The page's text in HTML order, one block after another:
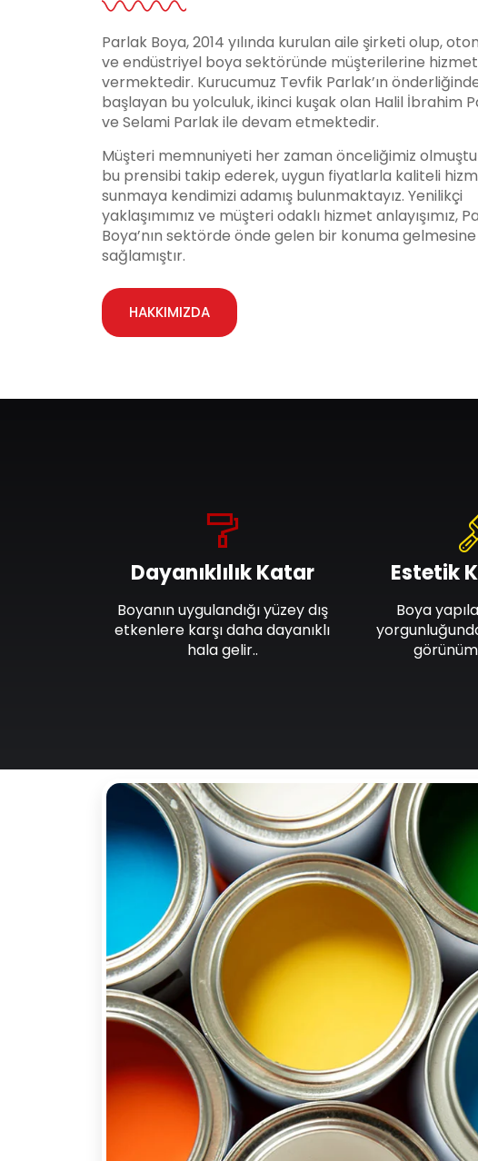
Parlak Boya, 2014 yılında kurulan aile şirketi olup,
ve endüstriyel boya sektöründe müşterilerine hizmet
vermektedir. Kurucumuz Tevfik Parlak’ın
başlayan bu yolculuk, ikinci kuşak olan Halil İbrahim
ve Selami Parlak ile devam etmektedir.
Müşteri memnuniyeti her zaman önceliğimiz
bu prensibi takip ederek, uygun fiyatlarla kaliteli
sunmaya kendimizi adamış bulunmaktayız. Yenilikçi
yaklaşımımız ve müşteri odaklı hizmet anlayışımız,
Boya’nın sektörde önde gelen bir konuma
sağlamıştır.
HAKKIMIZDA
Dayanıklılık Katar
Boyanın uygulandığı yüzey dış
etkenlere karşı daha dayanıklı
hala gelir..
Estetik
Boya